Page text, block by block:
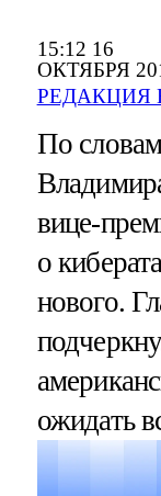
15:12 16
ОКТЯБРЯ
РЕДАКЦИЯ
По
вице-
о
нового.
ожидать